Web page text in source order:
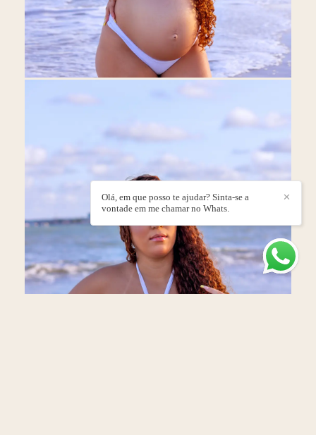
✕
Olá, em que posso te ajudar? Sinta-se a
vontade em me chamar no Whats.